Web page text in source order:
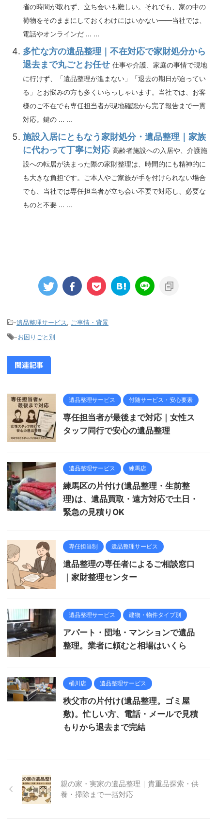
省の時間が取れず、立ち会いも難しい。それでも、家の中の
荷物をそのままにしておくわけにはいかない――当社では、
電話やオンラインだ ... ...
多忙な方の遺品整理｜不在対応で家財処分から
退去まで丸ごとお任せ 仕事や介護、家庭の事情で現地
に行けず、「遺品整理が進まない」「退去の期日が迫ってい
る」とお悩みの方も多くいらっしゃいます。当社では、お客
様のご不在でも専任担当者が現地確認から完了報告まで一貫
対応。鍵の ... ...
施設入居にともなう家財処分・遺品整理｜家族
に代わって丁寧に対応 高齢者施設への入居や、介護施
設への転居が決まった際の家財整理は、時間的にも精神的に
も大きな負担です。ご本人やご家族が手を付けられない場合
でも、当社では専任担当者が立ち会い不要で対応し、必要な
ものと不要 ... ...
-遺品整理サービス
ご事情・背景
-お困りごと別
関連記事
遺品整理サービス 付随サービス・安心要素
専任担当者が最後まで対応｜女性ス
タッフ同行で安心の遺品整理
遺品整理サービス 練馬店
練馬区の片付け(遺品整理・生前整
理)は、遺品買取・遠方対応で土日・
緊急の見積りOK
専任担当制 遺品整理サービス
遺品整理の専任者によるご相談窓口
｜家財整理センター
遺品整理サービス 建物・物件タイプ別
アパート・団地・マンションで遺品
整理。業者に頼むと相場はいくら
桶川店 遺品整理サービス
秩父市の片付け(遺品整理。ゴミ屋
敷)。忙しい方、電話・メールで見積
もりから退去まで完結
親の家・実家の遺品整理｜貴重品探索・供
養・掃除まで一括対応